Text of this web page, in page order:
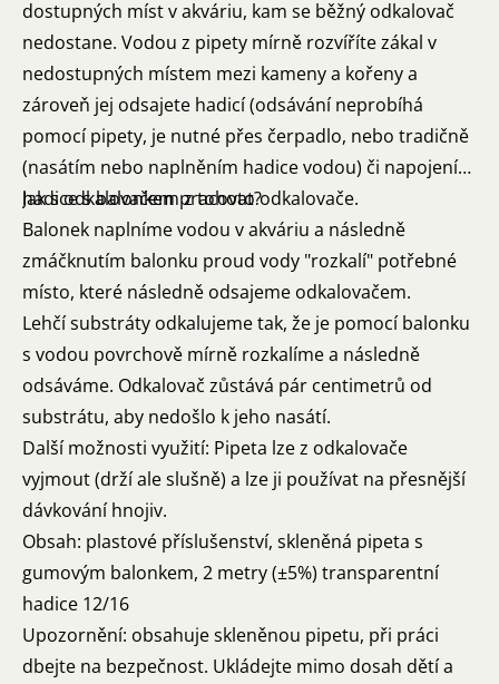
dostupných míst v akváriu, kam se běžný odkalovač
nedostane. Vodou z pipety mírně rozvíříte zákal v
nedostupných místem mezi kameny a kořeny a
zároveň jej odsajete hadicí (odsávání neprobíhá
pomocí pipety, je nutné přes čerpadlo, nebo tradičně
(nasátím nebo naplněním hadice vodou) či napojením
hadice s balonkem z tohoto odkalovače.
Jak s odkalovačem pracovat?
Balonek naplníme vodou v akváriu a následně
zmáčknutím balonku proud vody "rozkalí" potřebné
místo, které následně odsajeme odkalovačem.
Lehčí substráty odkalujeme tak, že je pomocí balonku
s vodou povrchově mírně rozkalíme a následně
odsáváme. Odkalovač zůstává pár centimetrů od
substrátu, aby nedošlo k jeho nasátí.
Další možnosti využití: Pipeta lze z odkalovače
vyjmout (drží ale slušně) a lze ji používat na přesnější
dávkování hnojiv.
Obsah: plastové příslušenství, skleněná pipeta s
gumovým balonkem, 2 metry (±5%) transparentní
hadice 12/16
Upozornění: obsahuje skleněnou pipetu, při práci
dbejte na bezpečnost. Ukládejte mimo dosah dětí a